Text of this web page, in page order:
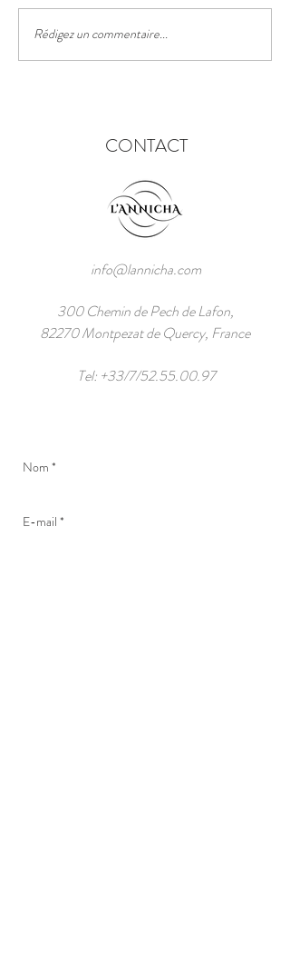
Le festival des lanternes
chinoises
Rédigez un commentaire...
CONTACT
info@lannicha.com
300 Chemin de Pech de Lafon,
82270 Montpezat de Quercy, France
Tel: +33/7/52.55.00.97